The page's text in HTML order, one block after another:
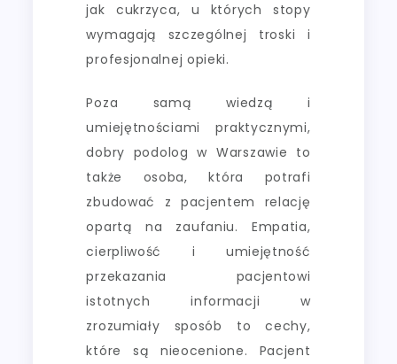
jak cukrzyca, u których stopy
wymagają szczególnej troski i
profesjonalnej opieki.
Poza samą wiedzą i
umiejętnościami praktycznymi,
dobry podolog w Warszawie to
także osoba, która potrafi
zbudować z pacjentem relację
opartą na zaufaniu. Empatia,
cierpliwość i umiejętność
przekazania pacjentowi
istotnych informacji w
zrozumiały sposób to cechy,
które są nieocenione. Pacjent